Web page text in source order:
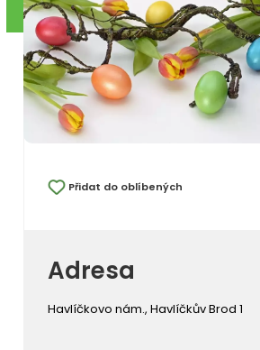
Přidat do oblíbených
Adresa
Havlíčkovo nám., Havlíčkův Brod 1